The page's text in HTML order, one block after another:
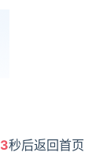
3秒后返回首页